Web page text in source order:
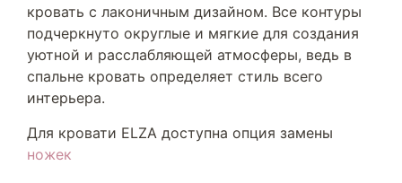
кровать с лаконичным дизайном. Все контуры
подчеркнуто округлые и мягкие для создания
уютной и расслабляющей атмосферы, ведь в
спальне кровать определяет стиль всего
интерьера.
Для кровати ELZA доступна опция замены
ножек